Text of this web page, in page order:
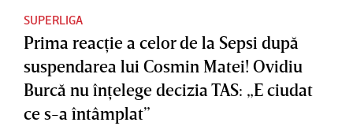
SUPERLIGA
Prima reacţie a celor de la Sepsi după
suspendarea lui Cosmin Matei! Ovidiu
Burcă nu înţelege decizia TAS: „E ciudat
ce s-a întâmplat”